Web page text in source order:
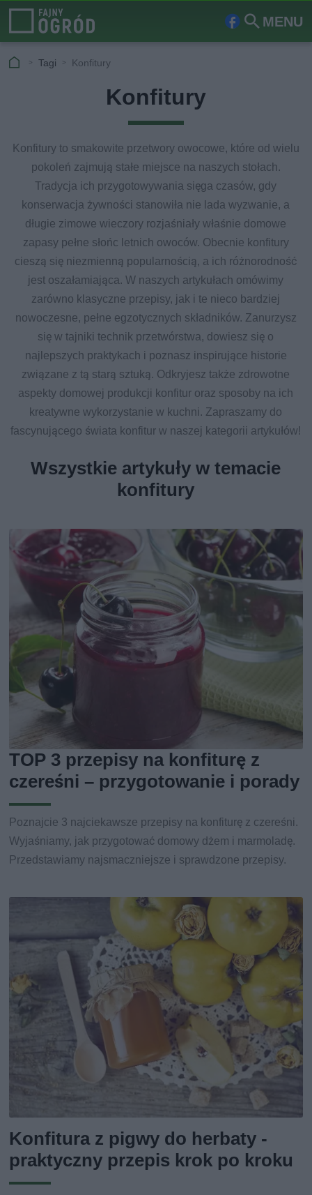
MENU
Fa Szu
Tagi Konfitury
Konfitury
Konfitury to smakowite przetwory owocowe, które od wielu
pokoleń zajmują stałe miejsce na naszych stołach.
Tradycja ich przygotowywania sięga czasów, gdy
konserwacja żywności stanowiła nie lada wyzwanie, a
długie zimowe wieczory rozjaśniały właśnie domowe
zapasy pełne słońc letnich owoców. Obecnie konfitury
cieszą się niezmienną popularnością, a ich różnorodność
jest oszałamiająca. W naszych artykułach omówimy
zarówno klasyczne przepisy, jak i te nieco bardziej
nowoczesne, pełne egzotycznych składników. Zanurzysz
się w tajniki technik przetwórstwa, dowiesz się o
najlepszych praktykach i poznasz inspirujące historie
związane z tą starą sztuką. Odkryjesz także zdrowotne
aspekty domowej produkcji konfitur oraz sposoby na ich
kreatywne wykorzystanie w kuchni. Zapraszamy do
fascynującego świata konfitur w naszej kategorii artykułów!
Wszystkie artykuły w temacie
konfitury
TOP 3 przepisy na konfiturę z
czereśni – przygotowanie i porady
Poznajcie 3 najciekawsze przepisy na konfiturę z czereśni.
Wyjaśniamy, jak przygotować domowy dżem i marmoladę.
Przedstawiamy najsmaczniejsze i sprawdzone przepisy.
Konfitura z pigwy do herbaty -
praktyczny przepis krok po kroku